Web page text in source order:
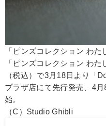
「ピンズコレクション わた
「ピンズコレクション わ
（税込）で3月18日より「
プラザ店にて先行発売、4
始。
（C）Studio Ghibli